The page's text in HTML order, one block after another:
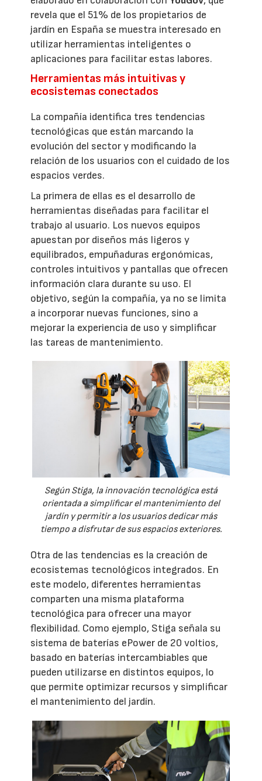
revela que el 51% de los propietarios de
jardín en España se muestra interesado en
utilizar herramientas inteligentes o
aplicaciones para facilitar estas labores.
Herramientas más intuitivas y
ecosistemas conectados
La compañía identifica tres tendencias
tecnológicas que están marcando la
evolución del sector y modificando la
relación de los usuarios con el cuidado de los
espacios verdes.
La primera de ellas es el desarrollo de
herramientas diseñadas para facilitar el
trabajo al usuario. Los nuevos equipos
apuestan por diseños más ligeros y
equilibrados, empuñaduras ergonómicas,
controles intuitivos y pantallas que ofrecen
información clara durante su uso. El
objetivo, según la compañía, ya no se limita
a incorporar nuevas funciones, sino a
mejorar la experiencia de uso y simplificar
las tareas de mantenimiento.
Según Stiga, la innovación tecnológica está
orientada a simplificar el mantenimiento del
jardín y permitir a los usuarios dedicar más
tiempo a disfrutar de sus espacios exteriores.
Otra de las tendencias es la creación de
ecosistemas tecnológicos integrados. En
este modelo, diferentes herramientas
comparten una misma plataforma
tecnológica para ofrecer una mayor
flexibilidad. Como ejemplo, Stiga señala su
sistema de baterías ePower de 20 voltios,
basado en baterías intercambiables que
pueden utilizarse en distintos equipos, lo
que permite optimizar recursos y simplificar
el mantenimiento del jardín.